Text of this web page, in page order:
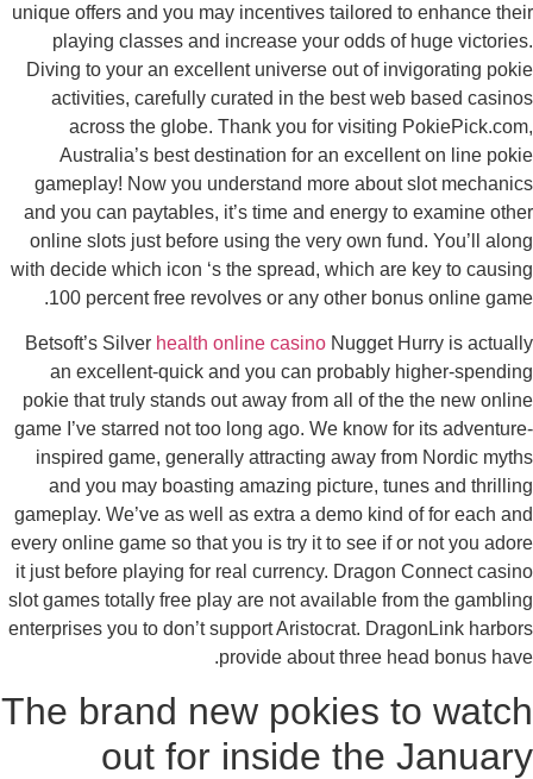
unique offers and you may incentives tailored to enhance
playing classes and increase your odds of huge
Diving to your an excellent universe out of invigorating
activities, carefully curated in the best web based
across the globe. Thank you for visiting
Australia’s best destination for an excellent on line
gameplay! Now you understand more about slot
and you can paytables, it’s time and energy to examine
online slots just before using the very own fund. You’ll
with decide which icon ‘s the spread, which are key to
100 percent free revolves or any other bonus online
Betsoft’s Silverhealth online casinoNugget Hurry is
an excellent-quick and you can probably higher-
pokie that truly stands out away from all of the the new
game I’ve starred not too long ago. We know for its
inspired game, generally attracting away from Nordic
and you may boasting amazing picture, tunes and
gameplay. We’ve as well as extra a demo kind of for each
every online game so that you is try it to see if or not you
it just before playing for real currency. Dragon Connect
slot games totally free play are not available from the
enterprises you to don’t support Aristocrat. DragonLink
provide about three head bonus
The brand new pokies to
out for inside the